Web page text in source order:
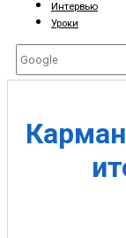
Интервью
Уроки